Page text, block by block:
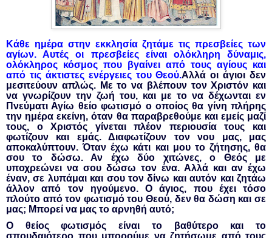
Κάθε ημέρα στην εκκλησία ζητάμε τις πρεσβείες των
αγίων. Αυτές οι πρεσβείες είναι ολόκληρη δύναμις,
ολόκληρος κόσμος που βγαίνει από τους αγίους και
από τις άκτιστες ενέργειες του Θεού.Αλλά οι άγιοι δεν
μεσιτεύουν απλώς. Με το να βλέπουν τον Χριστόν και
να γνωρίζουν την ζωή του, και με το να δέχωνται εν
Πνεύματι Αγίω θείο φωτισμό ο οποίος θα γίνη πλήρης
την ημέρα εκείνη, όταν θα παραβρεθούμε και εμείς μαζί
τους, ο Χριστός γίνεται πλέον περιουσία τους και
φωτίζουν και εμάς. Διαφωτίζουν τον νου μας, μας
αποκαλύπτουν. Όταν έχω κάτι και μου το ζήτησης, θα
σου το δώσω. Αν έχω δύο χιτώνες, ο Θεός με
υποχρεώνει να σου δώσω τον ένα. Αλλά και αν έχω
έναν, σε λυπάμαι και σου τον δίνω και αυτόν και ζητάω
άλλον από τον ηγούμενο. Ο άγιος, που έχει τόσο
πλούτο από τον φωτισμό του Θεού, δεν θα δώση και σε
μας; Μπορεί να μας το αρνηθή αυτό;
Ο θείος φωτισμός είναι το βαθύτερο και το
σπουδαιότερο που μπορούμε να ζητήσωμε από τους